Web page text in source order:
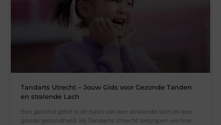
Tandarts Utrecht – Jouw Gids voor Gezonde Tanden
en stralende Lach
Een gezond gebit is de basis van een stralende lach en een
goede gezondheid. Bij Tandarts Utrecht begrijpen we hoe